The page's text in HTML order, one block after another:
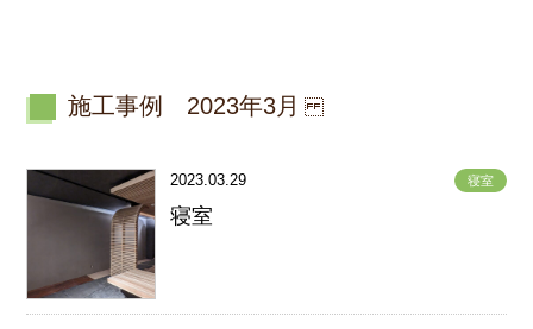
施工事例 2023年3月
2023.03.29 寝室
寝室